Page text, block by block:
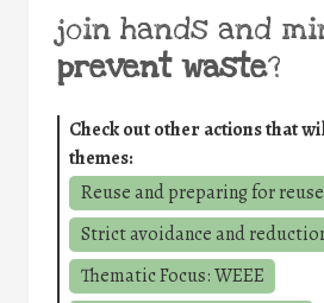
join hands and
prevent waste?
Check out other actions that
themes:
Reuse and preparing for reuse
Strict avoidance and
Thematic Focus: WEEE